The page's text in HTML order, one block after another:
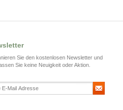
Sie den kostenlosen Newsletter und
Sie keine Neuigkeit oder Aktion.